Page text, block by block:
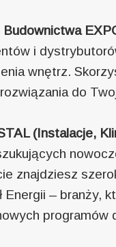
i
wnętrz.
do
(Instalacje,
znajdziesz
Energii – branży,
programów